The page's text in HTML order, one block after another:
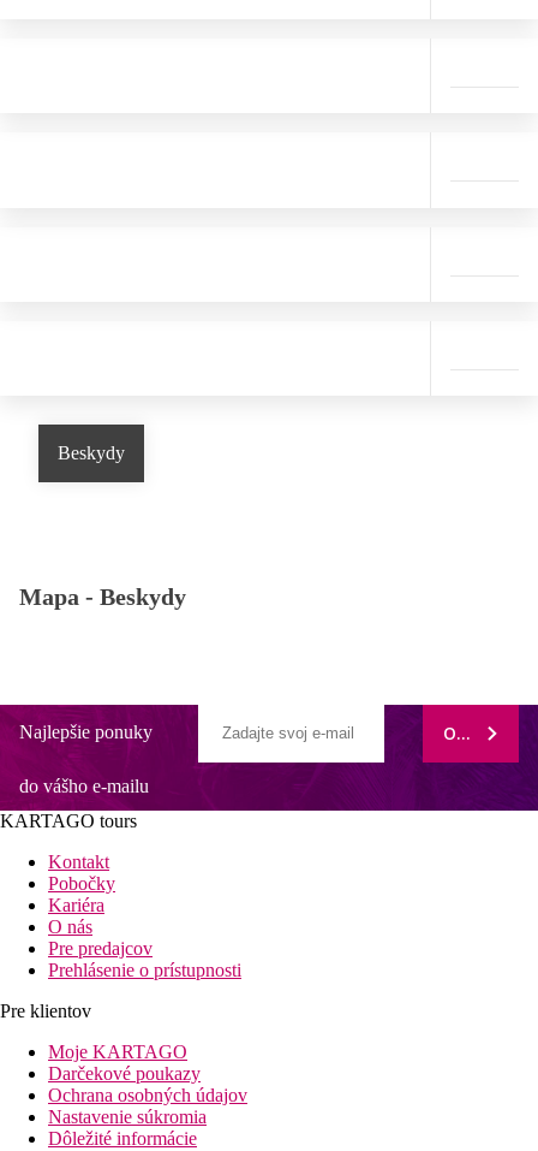
Beskydy
Mapa - Beskydy
Najlepšie ponuky
do vášho e-mailu
ODOBERAŤ
KARTAGO tours
Kontakt
Pobočky
Kariéra
O nás
Pre predajcov
Prehlásenie o prístupnosti
Pre klientov
Moje KARTAGO
Darčekové poukazy
Ochrana osobných údajov
Nastavenie súkromia
Dôležité informácie